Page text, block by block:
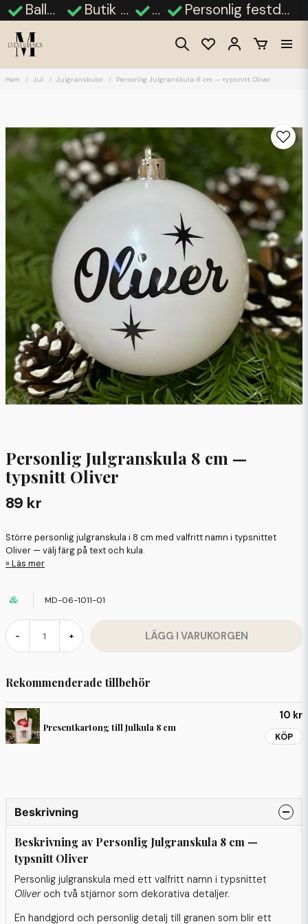
Ballongdekorationer Butik i Finja, Hässleholm FotobåsPersonlig festdekor - bröllop, babyshower, student
Hem Jul Julgranskulor Personlig Julgranskula 8 cm — typsnitt Oliver
Personlig Julgranskula 8 cm —
typsnitt Oliver
89 kr
Större personlig julgranskula i 8 cm med valfritt namn i typsnittet
Oliver — välj färg på text och kula.
Läs mer
MD-06-1011-01
- + LÄGG I VARUKORGEN
Rekommenderade tillbehör
Presentkartong till Julkula 8 cm
10 kr
KÖP
Beskrivning
Beskrivning av Personlig Julgranskula 8 cm —
typsnitt Oliver
Personlig julgranskula med ett valfritt namn i typsnittet
Oliveroch två stjärnor som dekorativa detaljer.
En handgjord och personlig detalj till granen som blir ett